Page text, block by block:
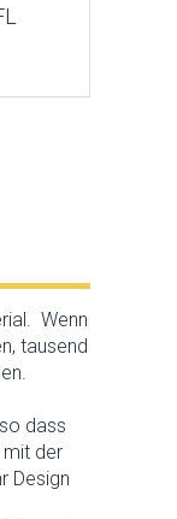
Wenn
tausend
dass
der
Design